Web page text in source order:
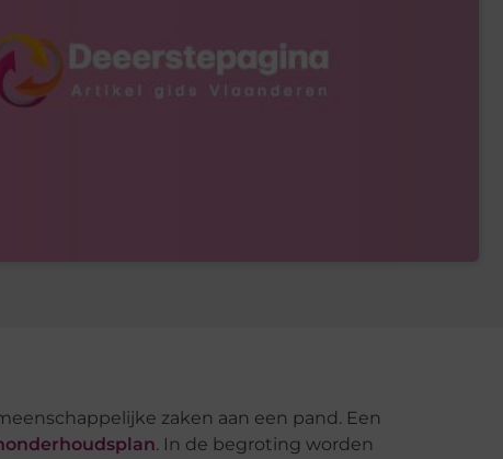
zaken aan een pand. Een
. In de begroting worden